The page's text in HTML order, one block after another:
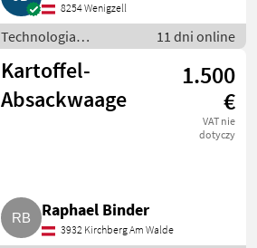
8254 Wenigzell
Technologia
ziemniaczana / Inne
rozwiązania
technologiczne dla
ziemniaków
11 dni online
Kartoffel-
Absackwaage
1.500
€
VAT nie
dotyczy
Raphael Binder
3932 Kirchberg Am Walde